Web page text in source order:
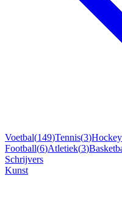
Voetbal(149)Tennis(3)Hockey
Football(6)Atletiek(3)
Schrijvers
Kunst